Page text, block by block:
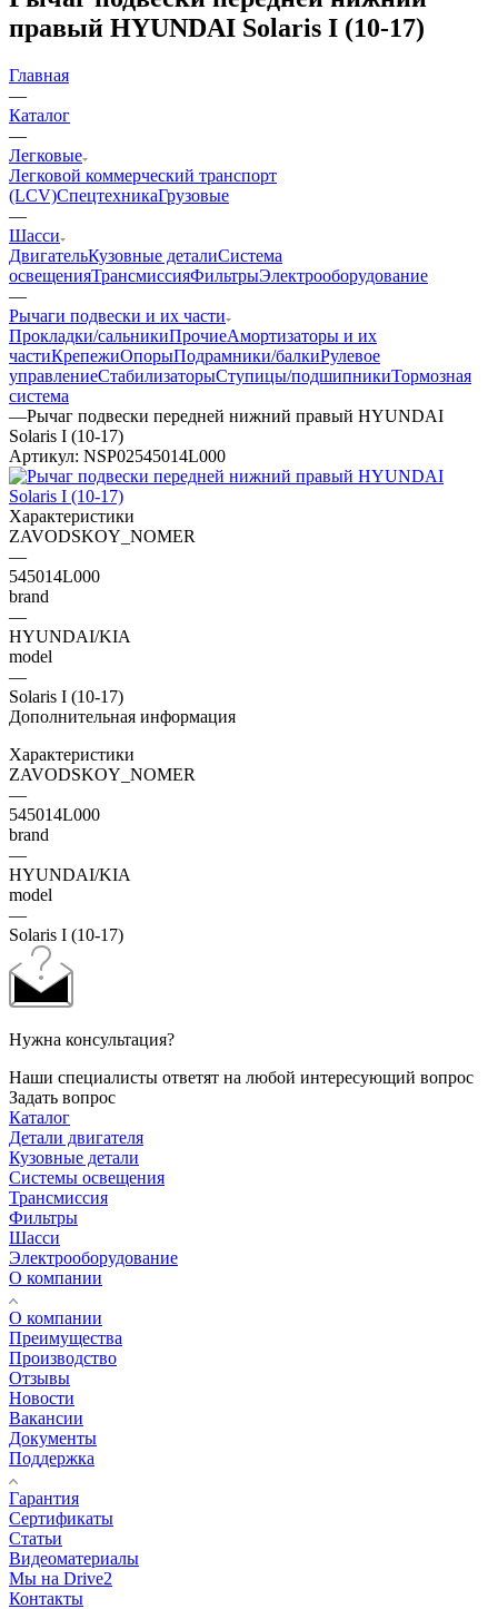
правый HYUNDAI Solaris I (10-17)
Главная
—
Каталог
—
Легковые
Легковой коммерческий транспорт
(LCV)СпецтехникаГрузовые
—
Шасси
ДвигательКузовные деталиСистема
освещенияТрансмиссияФильтрыЭлектрооборудование
—
Рычаги подвески и их части
Прокладки/сальникиПрочиеАмортизаторы и их
частиКрепежиОпорыПодрамники/балкиРулевое
управлениеСтабилизаторыСтупицы/подшипникиТормозная
система
—Рычаг подвески передней нижний правый HYUNDAI
Solaris I (10-17)
Артикул: NSP02545014L000
Характеристики
ZAVODSKOY_NOMER
—
545014L000
brand
—
HYUNDAI/KIA
model
—
Solaris I (10-17)
Дополнительная информация
Характеристики
ZAVODSKOY_NOMER
—
545014L000
brand
—
HYUNDAI/KIA
model
—
Solaris I (10-17)
Нужна консультация?
Наши специалисты ответят на любой интересующий вопрос
Задать вопрос
Каталог
Детали двигателя
Кузовные детали
Системы освещения
Трансмиссия
Фильтры
Шасси
Электрооборудование
О компании
О компании
Преимущества
Производство
Отзывы
Новости
Вакансии
Документы
Поддержка
Гарантия
Сертификаты
Статьи
Видеоматериалы
Мы на Drive2
Контакты